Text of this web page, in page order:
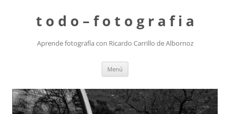
t o d o – f o t o g r a f i a
Aprende fotografía con Ricardo Carrillo de Albornoz
Menú